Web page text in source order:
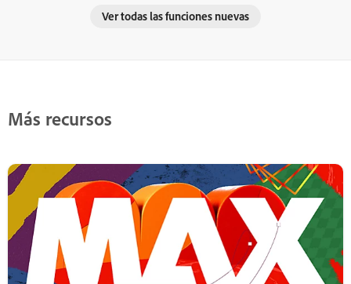
Ver todas las funciones nuevas
Más recursos